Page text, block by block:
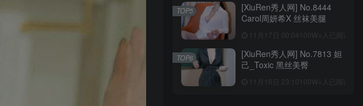
[XiuRen秀人网] No.8444
Carol周妍希X 丝袜美腿
11月17日 00:04 100W+人已阅读
TOP5
[XiuRen秀人网] No.7813 妲
己_Toxic 黑丝美臀
11月16日 23:10 100W+人已阅读
TOP6